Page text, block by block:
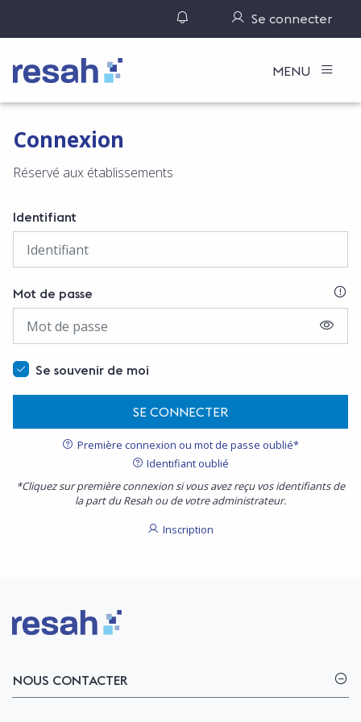
Gérer ses notifications
Se connecter
Logo Resah MENU
Connexion
Réservé aux établissements
Identifiant
Mot de passe
Se souvenir de moi
SE CONNECTER
Première connexion ou mot de passe oublié*
Identifiant oublié
*Cliquez sur première connexion si vous avez reçu vos identifiants de
la part du Resah ou de votre administrateur.
Inscription
Logo Resah
NOUS CONTACTER